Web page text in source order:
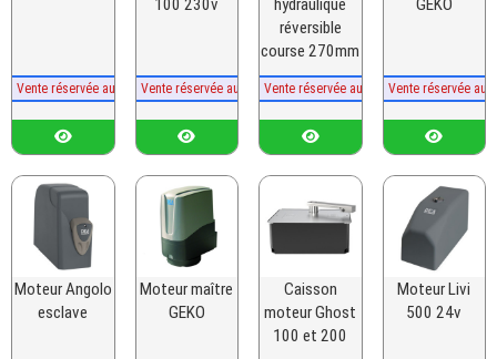
Vente réservée aux professionnels
100 230v
Vente réservée aux professionnels
hydraulique
réversible
course 270mm
Vente réservée aux professionnels
GEKO
Vente réservée
Moteur Angolo
esclave
Moteur maître
GEKO
Caisson
moteur Ghost
100 et 200
Moteur Livi
500 24v